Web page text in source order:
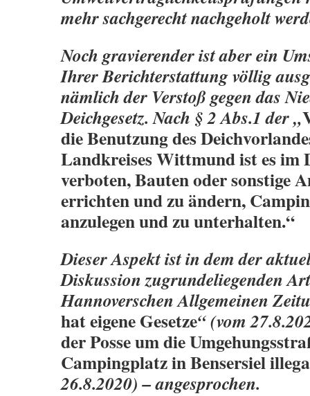
mehr sachgerecht nachgeholt
Noch gravierender ist aber ein
Ihrer Berichterstattung völlig
nämlich der Verstoß gegen das
Deichgesetz. Nach § 2 Abs.1 der „
die Benutzung des
Landkreises Wittmund ist es im
verboten, Bauten oder sonstige
errichten und zu ändern,
anzulegen und zu unterhalten.“
Dieser Aspekt ist in dem der
Diskussion zugrundeliegenden
Hannoverschen Allgemeinen
hat eigene Gesetze“ (vom
der Posse um die
Campingplatz in Bensersiel
26.8.2020) – angesprochen.